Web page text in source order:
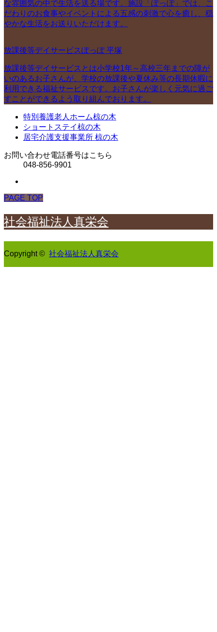
な雰囲気の中で生活を送る場です。施設「ぽっぽ」では、こ
だわりのお食事やイベントによる五感の刺激で心を癒し、穏
やかな生活をお送りいただけます。
放課後等デイサービスぽっぽ 平塚
放課後等デイサービスとは小学校1年～高校三年までの障が
いのあるお子さんが、学校の放課後や夏休み等の長期休暇に
利用できる福祉サービスです。お子さんが楽しく元気に過ご
すことができるよう取り組んでおります。
特別養護老人ホーム椋の木
ショートステイ椋の木
居宅介護支援事業所 椋の木
お問い合わせ電話番号はこちら
048-856-9901
PAGE TOP
社会福祉法人真栄会
Copyright © 社会福祉法人真栄会